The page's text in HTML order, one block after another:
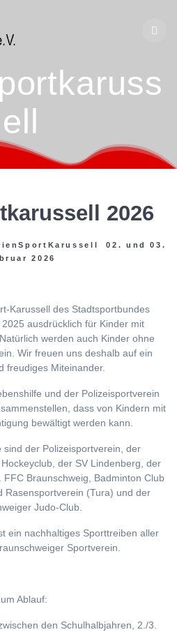
ell
2026
02. und 03.
2026
Karussell des Stadtsportbundes
ausdrücklich für Kinder mit
werden auch Kinder ohne
Wir freuen uns deshalb auf ein
freudiges Miteinander.
und der Polizeisportverein
dass von Kindern mit
bewältigt werden kann.
sind der Polizeisportverein, der
der SV Lindenberg, der
Braunschweig, Badminton Club
Rasensportverein (Tura) und der
Judo-Club.
ein nachhaltiges Sporttreiben aller
Sportverein.
Ablauf:
den Schulhalbjahren, 2./3.